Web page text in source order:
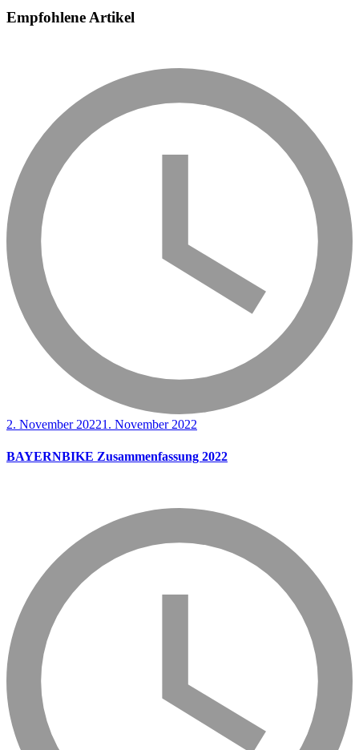
Empfohlene Artikel
2. November 20221. November 2022
BAYERNBIKE Zusammenfassung 2022